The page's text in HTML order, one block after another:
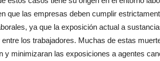
que las empresas deben cumplir
ya que la exposición actual a
los trabajadores. Muchas de estas
y minimizaran las exposiciones a agentes